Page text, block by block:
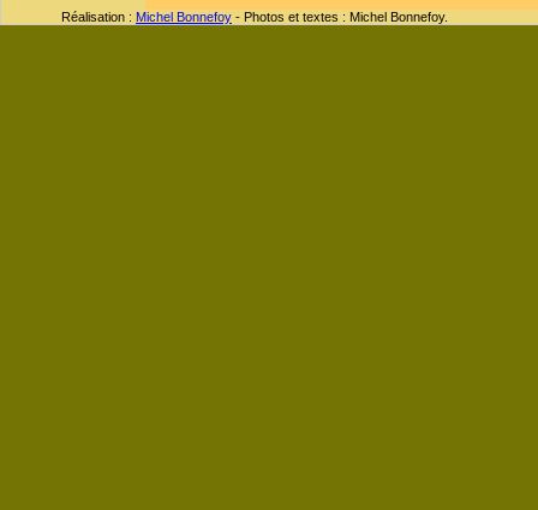
Réalisation : Michel Bonnefoy - Photos et textes : Michel Bonnefoy.